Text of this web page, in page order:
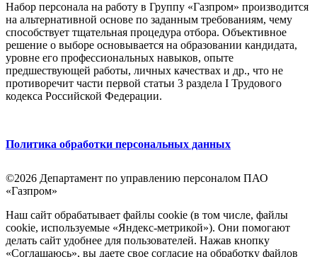
Набор персонала на работу в Группу «Газпром» производится
на альтернативной основе по заданным требованиям, чему
способствует тщательная процедура отбора. Объективное
решение о выборе основывается на образовании кандидата,
уровне его профессиональных навыков, опыте
предшествующей работы, личных качествах и др., что не
противоречит части первой статьи 3 раздела I Трудового
кодекса Российской Федерации.
Политика обработки персональных данных
©2026 Департамент по управлению персоналом ПАО
«Газпром»
Наш сайт обрабатывает файлы cookie (в том числе, файлы
cookie, используемые «Яндекс-метрикой»). Они помогают
делать сайт удобнее для пользователей. Нажав кнопку
«Соглашаюсь», вы даете свое согласие на обработку файлов